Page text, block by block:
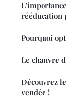
rééducation
Pourquoi
Le chanvre
Découvrez
vendée !